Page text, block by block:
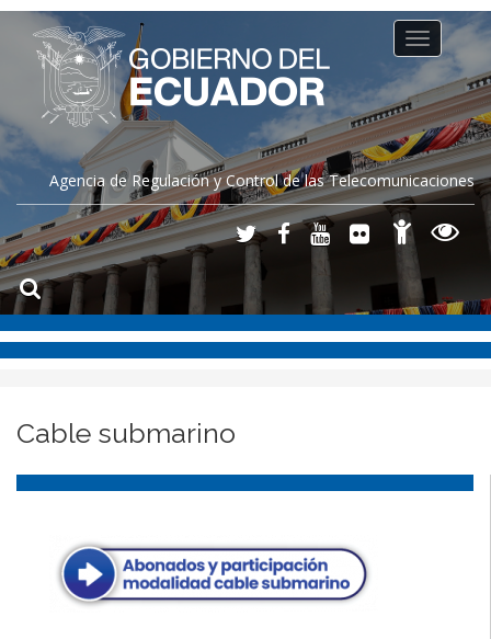
Agencia de Regulación y Control de las Telecomunicaciones
Toggle
navigation
Cable submarino